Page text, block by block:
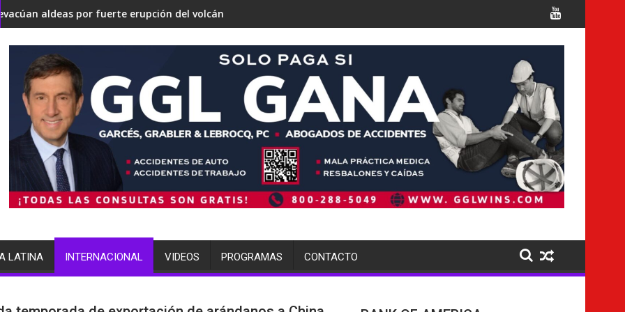
en una 'Gaza silenciosa'
sobre su estrategia nuclear
por fuerte erupción del volcán de Fuegoterminó arrestada por múltiples cargos Italia confirma la muerte de 7 nacionales
LATINA INTERNACIONAL VIDEOS PROGRAMAS CONTACTO